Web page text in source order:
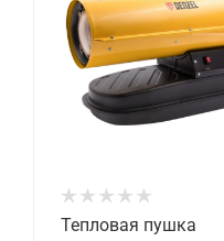
Тепловая пушка